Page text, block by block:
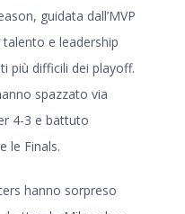
guidata dall’MVP
talento e leadership
più difficili dei playoff.
spazzato via
4-3 e battuto
le Finals.
hanno sorpreso